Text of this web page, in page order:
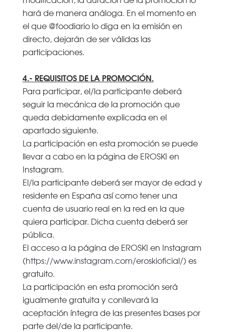
hará de manera análoga. En el momento en
el que @foodiario lo diga en la emisión en
directo, dejarán de ser válidas las
participaciones.
4.- REQUISITOS DE LA PROMOCIÓN.
Para participar, el/la participante deberá
seguir la mecánica de la promoción que
queda debidamente explicada en el
apartado siguiente.
La participación en esta promoción se puede
llevar a cabo en la página de EROSKI en
Instagram.
El/la participante deberá ser mayor de edad y
residente en España así como tener una
cuenta de usuario real en la red en la que
quiera participar. Dicha cuenta deberá ser
pública.
El acceso a la página de EROSKI en Instagram
(https://www.instagram.com/eroskioficial/) es
gratuito.
La participación en esta promoción será
igualmente gratuita y conllevará la
aceptación íntegra de las presentes bases por
parte del/de la participante.